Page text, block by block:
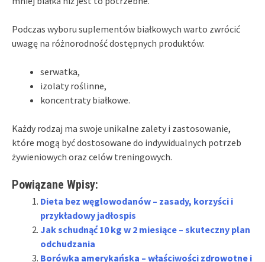
Podczas wyboru suplementów białkowych warto zwrócić
uwagę na różnorodność dostępnych produktów:
serwatka,
izolaty roślinne,
koncentraty białkowe.
Każdy rodzaj ma swoje unikalne zalety i zastosowanie,
które mogą być dostosowane do indywidualnych potrzeb
żywieniowych oraz celów treningowych.
Powiązane Wpisy:
Dieta bez węglowodanów – zasady, korzyści i
przykładowy jadłospis
Jak schudnąć 10 kg w 2 miesiące – skuteczny plan
odchudzania
Borówka amerykańska – właściwości zdrowotne i